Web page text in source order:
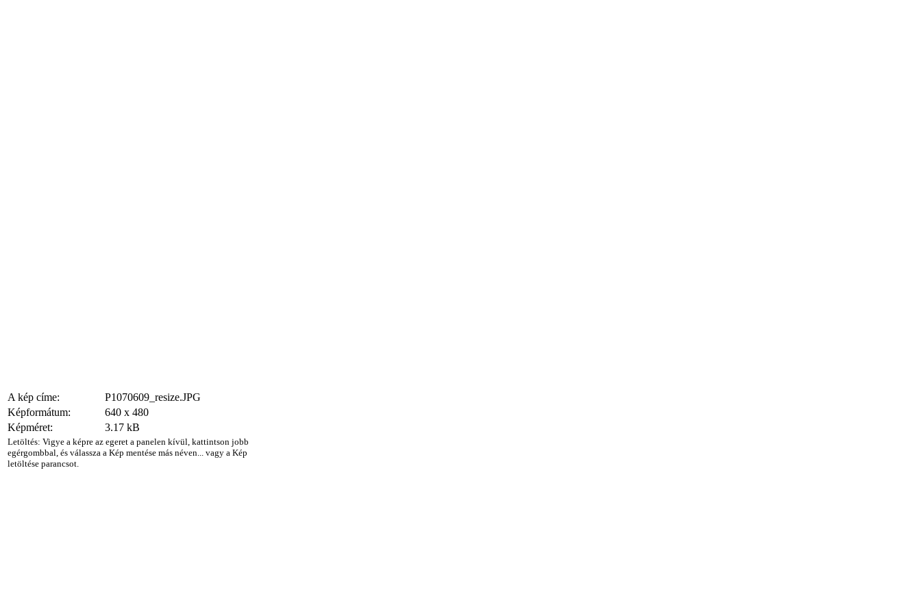
A kép címe:
P1070609_resize.JPG
Képformátum:
640 x 480
Képméret:
3.17 kB
Letöltés: Vigye a képre az egeret a panelen kívül, kattintson jobb
egérgombbal, és válassza a Kép mentése más néven... vagy a Kép
letöltése parancsot.